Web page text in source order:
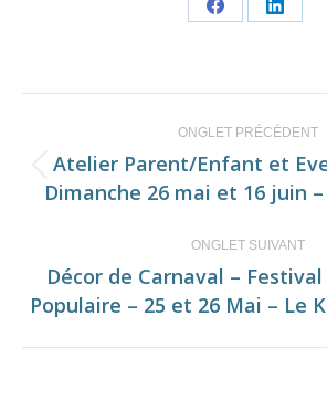
Share
Share
Navigation
de
commentaire
ONGLET PRÉCÉDENT
Onglet
précédent
Atelier Parent/Enfant et
Dimanche 26 mai et 16 juin
ONGLET SUIVANT
Onglet
suivant
Décor de Carnaval – Festival
Populaire – 25 et 26 Mai – Le